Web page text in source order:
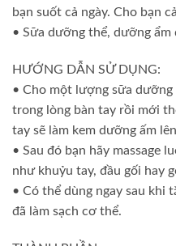
bạn suốt cả ngày. Cho bạn
• Sữa dưỡng thể, dưỡng
HƯỚNG DẪN SỬ DỤNG:
• Cho một lượng sữa
trong lòng bàn tay rồi mới
tay sẽ làm kem dưỡng ấm
• Sau đó bạn hãy massage
như khuỷu tay, đầu gối hay
• Có thể dùng ngay sau khi
đã làm sạch cơ thể.